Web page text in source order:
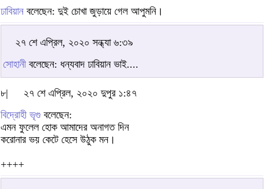
ঢাবিয়ান বলেছেন: দুই চোখা জুড়ায়ে গেল আপুমনি।
২৭ শে এপ্রিল, ২০২০ সন্ধ্যা ৬:৩৯
সোহানীবলেছেন: ধন্যবাদ ঢাবিয়ান ভাই....
৮|
২৭ শে এপ্রিল, ২০২০ দুপুর ১:৪৭
বিদ্রোহী ভৃগু বলেছেন:
এমন ফুলেল হোক আমাদের অনাগত দিন
করোনার ভয় কেটে হেসে উঠুক মন।
++++